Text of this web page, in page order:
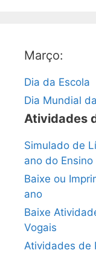
Março:
Dia da Escola
Dia Mundial
Atividades
Simulado de
ano do
Baixe ou
ano
Baixe
Vogais
Atividades de